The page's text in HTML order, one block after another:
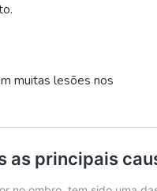
muitas lesões nos